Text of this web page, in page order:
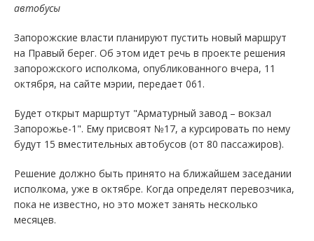
автобусы
Запорожские власти планируют пустить новый маршрут
на Правый берег. Об этом идет речь в проекте решения
запорожского исполкома, опубликованного вчера, 11
октября, на сайте мэрии, передает 061.
Будет открыт маршртут "Арматурный завод – вокзал
Запорожье-1". Ему присвоят №17, а курсировать по нему
будут 15 вместительных автобусов (от 80 пассажиров).
Решение должно быть принято на ближайшем заседании
исполкома, уже в октябре. Когда определят перевозчика,
пока не известно, но это может занять несколько
месяцев.